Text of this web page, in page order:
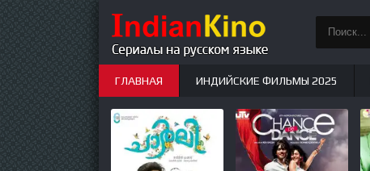
ГЛАВНАЯ ИНДИЙСКИЕ ФИЛЬМЫ 2025
ИНДИЙСКИЕ СЕРИАЛЫ НОВЫЕ